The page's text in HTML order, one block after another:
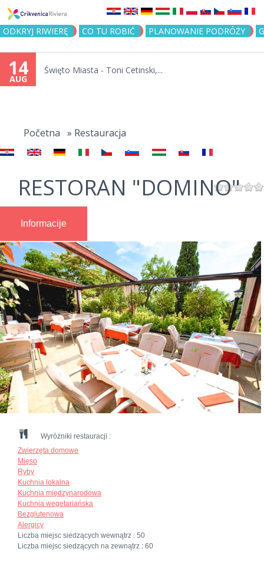
Jump to navigation
ODKRYJ RIWIERĘ CO TU ROBIĆ PLANOWANIE PODRÓŻY
14
AUG
Święto Miasta - Toni Cetinski,...
here
Početna » Restauracja
RESTORAN "DOMINO"
Informacije
Wyróżniki restauracji :
Zwierzęta domowe
Mięso
Ryby
Kuchnia lokalna
Kuchnia międzynarodowa
Kuchnia wegetariańska
Bezglutenowa
Alergicy
Liczba miejsc siedzących wewnątrz : 50
Liczba miejsc siedzących na zewnątrz : 60